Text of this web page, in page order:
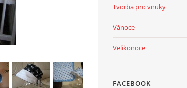
Tvorba pro vnuky
Vánoce
Velikonoce
FACEBOOK